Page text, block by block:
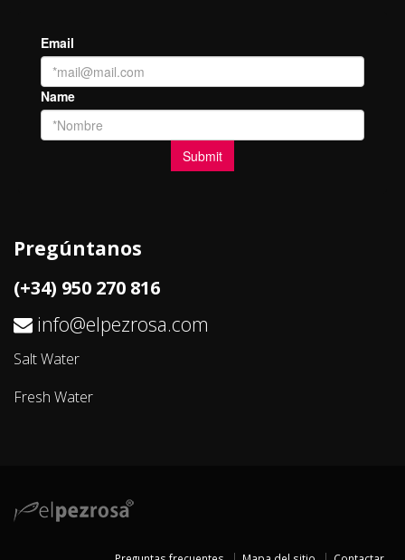
Pregúntanos
(+34) 950 270 816
info@elpezrosa.com
Salt Water
Fresh Water